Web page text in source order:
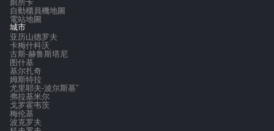
自動櫃員機地圖
電站地圖
城市
亚历山德罗夫
卡梅什科沃
古斯-赫鲁斯塔尼
图什基
基尔扎奇
姆斯特拉
尤里耶夫-波尔斯基"
弗拉基米尔
戈罗霍韦茨
梅伦基
波克罗夫